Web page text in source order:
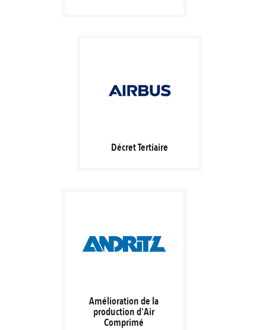
Décret Tertiaire
Amélioration de la
production d'Air
Comprimé